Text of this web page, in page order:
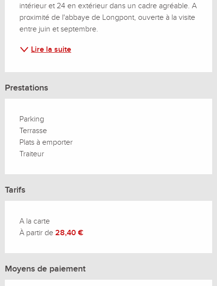
intérieur et 24 en extérieur dans un cadre agréable. A
proximité de l'abbaye de Longpont, ouverte à la visite
entre juin et septembre.
Lire la suite
Prestations
Parking
Terrasse
Plats à emporter
Traiteur
Tarifs
A la carte
À partir de 28,40 €
Moyens de paiement